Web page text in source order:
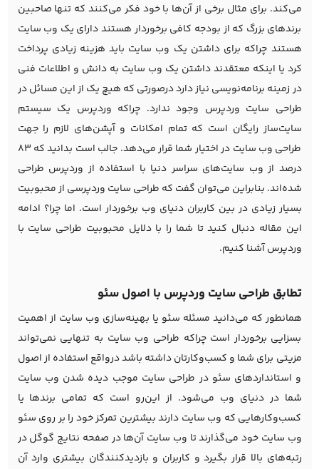
می‌کند. برای مثال برخی از آن‌ها با خود فکر می‌کنند که تنها صاحبین
برندهای بزرگ که از بودجه کافی برخوردار هستند دارای یک وب سایت
هستند چراکه برای داشتن یک وب سایت باید هزینه زیادی پرداخت
کرد یا اینکه معتقدند داشتن یک وب سایت به دانش و اطلاعات فنی
در زمینه برنامه‌نویسی نیاز دارد درصورتی که هیچ یک از این مسائل در
طراحی سایت وردپرس وجود ندارد. چراکه وردپرس یک سیستم
سایت‌ساز رایگان است که تمام امکانات و آپشن‌های لازم را جهت
طراحی وب سایت در اختیار شما قرار می‌دهد. جالب است بدانید که 83
درصد از وب سایت‌های سراسر دنیا با استفاده از وردپرس طراحی
شده‌اند. بنابراین می‌توان گفت که طراحی سایت وردپرسی از محبوبیت
بسیار زیادی در بین کاربران دنیای وب برخوردار است. اما چرا؟ ادامه
این مقاله دنبال کنید تا شما را با دلایل محبوبیت طراحی سایت با
وردپرس آشنا کنیم.
تطابق طراحی سایت وردپرس با اصول سئو
همانطور که می‌دانید مسئله سئو یا بهینه‌سازی وب سایت از اهمیت
بسزایی برخوردار است چراکه طراحی وب سایت به تنهایی نمی‌تواند
مزیتی برای شما و کسب‌و‌کارتان داشته باشد درواقع استفاده از اصول
و استانداردهای سئو در طراحی سایت موجب دیده شدن وب سایت
شما در دنیای وب می‌شود. از این‌رو است که تمامی برندها یا
کسب‌و‌کارهایی که وب سایت دارند بیشترین تمرکز خود را بر روی سئو
وب سایت خود می‌گذارند تا وب سایت آن‌ها در صفحه نتایج گوگل در
رتبه‌های بالا قرار بگیرد و کاربران و بازدیدکنندگان بیشتری وارد آن